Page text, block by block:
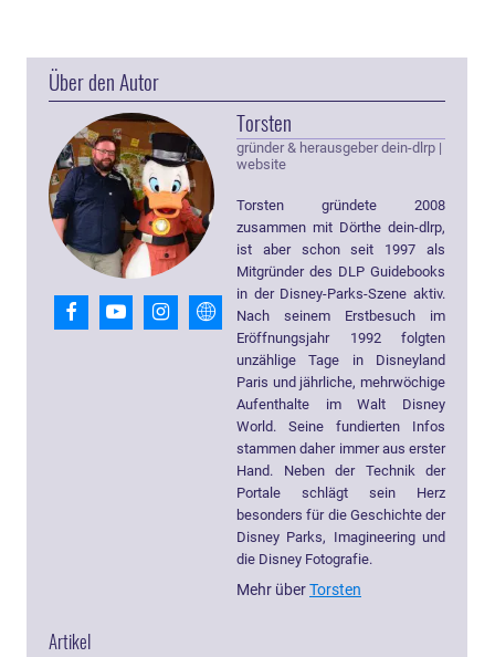
Über den Autor
Torsten
gründer & herausgeber dein-dlrp |
website
Torsten gründete 2008
zusammen mit Dörthe dein-dlrp,
ist aber schon seit 1997 als
Mitgründer des DLP Guidebooks
in der Disney-Parks-Szene aktiv.
Nach seinem Erstbesuch im
Eröffnungsjahr 1992 folgten
unzählige Tage in Disneyland
Paris und jährliche, mehrwöchige
Aufenthalte im Walt Disney
World. Seine fundierten Infos
stammen daher immer aus erster
Hand. Neben der Technik der
Portale schlägt sein Herz
besonders für die Geschichte der
Disney Parks, Imagineering und
die Disney Fotografie.
Mehr überTorsten
Artikel